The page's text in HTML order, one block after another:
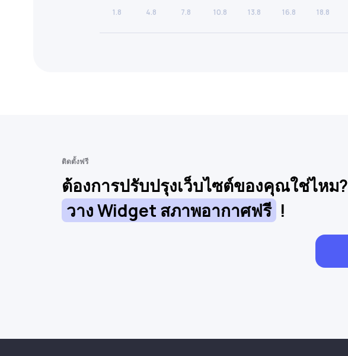
1.8 4.8 7.8 10.8 13.8 16.8 18.8
ติดตั้งฟรี
ต้องการปรับปรุงเว็บไซต์ของคุณใช่ไหม?
วาง Widget สภาพอากาศฟรี !